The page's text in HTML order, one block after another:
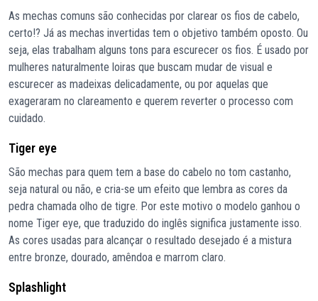
As mechas comuns são conhecidas por clarear os fios de cabelo,
certo!? Já as mechas invertidas tem o objetivo também oposto. Ou
seja, elas trabalham alguns tons para escurecer os fios. É usado por
mulheres naturalmente loiras que buscam mudar de visual e
escurecer as madeixas delicadamente, ou por aquelas que
exageraram no clareamento e querem reverter o processo com
cuidado.
Tiger eye
São mechas para quem tem a base do cabelo no tom castanho,
seja natural ou não, e cria-se um efeito que lembra as cores da
pedra chamada olho de tigre. Por este motivo o modelo ganhou o
nome Tiger eye, que traduzido do inglês significa justamente isso.
As cores usadas para alcançar o resultado desejado é a mistura
entre bronze, dourado, amêndoa e marrom claro.
Splashlight